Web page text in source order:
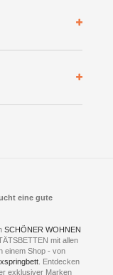
eine gute
SCHÖNER WOHNEN
mit allen
einem Shop - von
. Entdecken
exklusiver Marken